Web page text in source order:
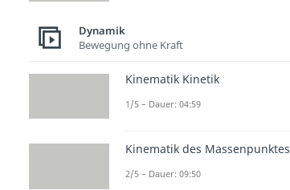
Dynamik
Bewegung ohne Kraft
Kinematik Kinetik
1/5 – Dauer: 04:59
Kinematik des Massenpunktes
2/5 – Dauer: 09:50